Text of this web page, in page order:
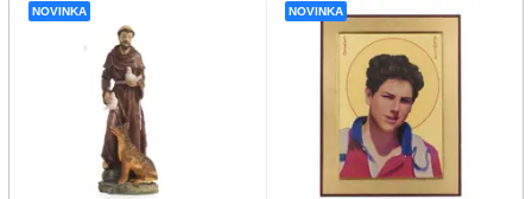
NOVINKA NOVINKA